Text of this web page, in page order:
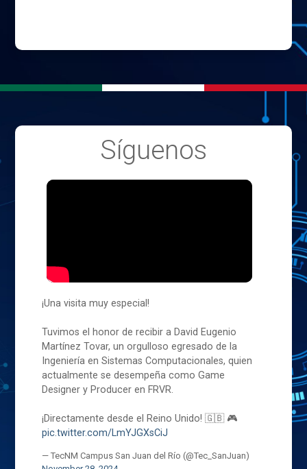
Síguenos
¡Una visita muy especial!
Tuvimos el honor de recibir a David Eugenio
Martínez Tovar, un orgulloso egresado de la
Ingeniería en Sistemas Computacionales, quien
actualmente se desempeña como Game
Designer y Producer en FRVR.
¡Directamente desde el Reino Unido! 🇬🇧 🎮
pic.twitter.com/LmYJGXsCiJ
— TecNM Campus San Juan del Río (@Tec_SanJuan)